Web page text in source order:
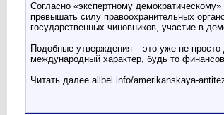
Согласно «экспертному
превышать силу правоохранительных
государственных чиновников, участие в
Подобные утверждения – это уже не
международный характер, будь то
Читать далее allbel.info/amerikanskaya-